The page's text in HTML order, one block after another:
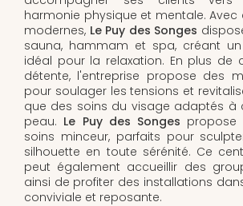
harmonie physique et mentale. Avec
modernes, Le Puy des Songes
sauna, hammam et spa, créant un
idéal pour la relaxation. En plus de
détente, l'entreprise propose des
pour soulager les tensions et
que des soins du visage adaptés à
peau. Le Puy des Songes propose
soins minceur, parfaits pour
silhouette en toute sérénité. Ce
peut également accueillir des
ainsi de profiter des installations
conviviale et reposante.